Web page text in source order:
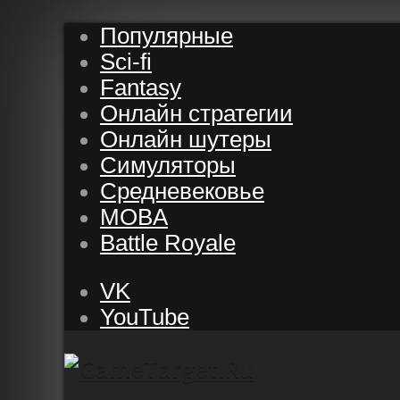
Популярные
Sci-fi
Fantasy
Онлайн стратегии
Онлайн шутеры
Симуляторы
Средневековье
MOBA
Battle Royale
VK
YouTube